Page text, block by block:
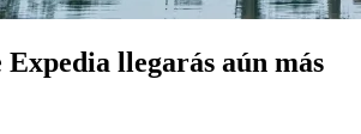
Expedia llegarás aún más